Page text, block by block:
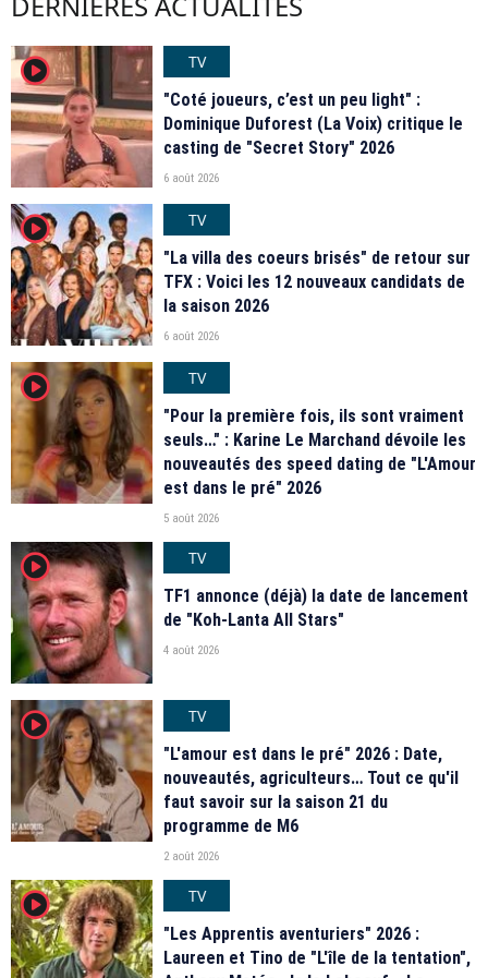
player2
TV
"Coté joueurs, c’est un peu light" :
Dominique Duforest (La Voix) critique le
casting de "Secret Story" 2026
6 août 2026
player2
TV
"La villa des coeurs brisés" de retour sur
TFX : Voici les 12 nouveaux candidats de
la saison 2026
6 août 2026
player2
TV
"Pour la première fois, ils sont vraiment
seuls…" : Karine Le Marchand dévoile les
nouveautés des speed dating de "L'Amour
est dans le pré" 2026
5 août 2026
player2
TV
TF1 annonce (déjà) la date de lancement
de "Koh-Lanta All Stars"
4 août 2026
player2
TV
"L'amour est dans le pré" 2026 : Date,
nouveautés, agriculteurs… Tout ce qu'il
faut savoir sur la saison 21 du
programme de M6
2 août 2026
player2
TV
"Les Apprentis aventuriers" 2026 :
Laureen et Tino de "L'île de la tentation",